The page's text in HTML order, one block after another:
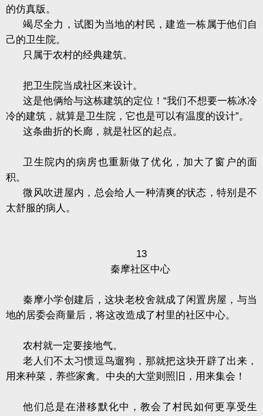
的仿真版。
竭尽全力，试图为当地的村民，建造一栋属于他们自
己的卫生院。
只属于农村的经典建筑。
把卫生院当成社区来设计。
这是他俩给与这栋建筑的定位！“我们不想要一栋冰冷
冷的建筑，就算是卫生院，它也是可以有温度的设计”。
这条曲折的长廊，就是社区的起点。
卫生院内的病房也重新做了优化，加大了窗户的面
积。
微风吹进屋内，总会给人一种清爽的状态，特别是不
太舒服的病人。
13
秦摩社区中心
秦摩小学创建后，这块老校舍就成了闲置房屋，与当
地的居委会商量后，将这改造成了村里的社区中心。
农村就一定要接地气。
老人们不太习惯逗鸟遛狗，那就把这块开辟了出来，
用来种菜，养些家禽。中央的大堂则照旧，用来集会！
他们总是在潜移默化中，教会了村民如何更享受生